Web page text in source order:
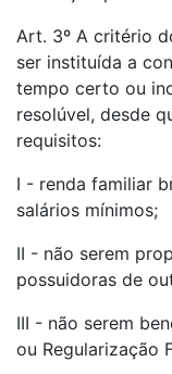
Art. 3º A critério
ser instituída a
tempo certo ou
resolúvel, desde
requisitos:
I - renda familiar
salários mínimos;
II - não serem
possuidoras de
III - não serem
ou Regularização